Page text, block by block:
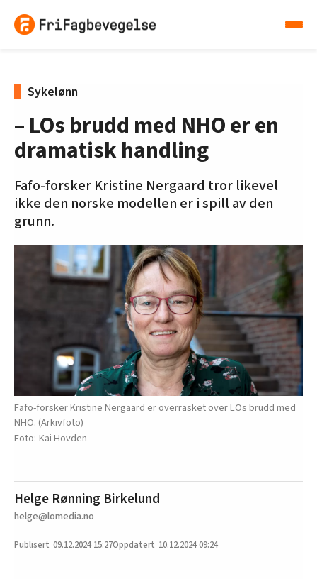
Sykelønn
– LOs brudd med NHO er en
dramatisk handling
Fafo-forsker Kristine Nergaard tror likevel
ikke den norske modellen er i spill av den
grunn.
Fafo-forsker Kristine Nergaard er overrasket over LOs brudd med
NHO. (Arkivfoto)
Kai Hovden
Helge Rønning Birkelund
helge@lomedia.no
09.12.2024 15:27 10.12.2024 09:24